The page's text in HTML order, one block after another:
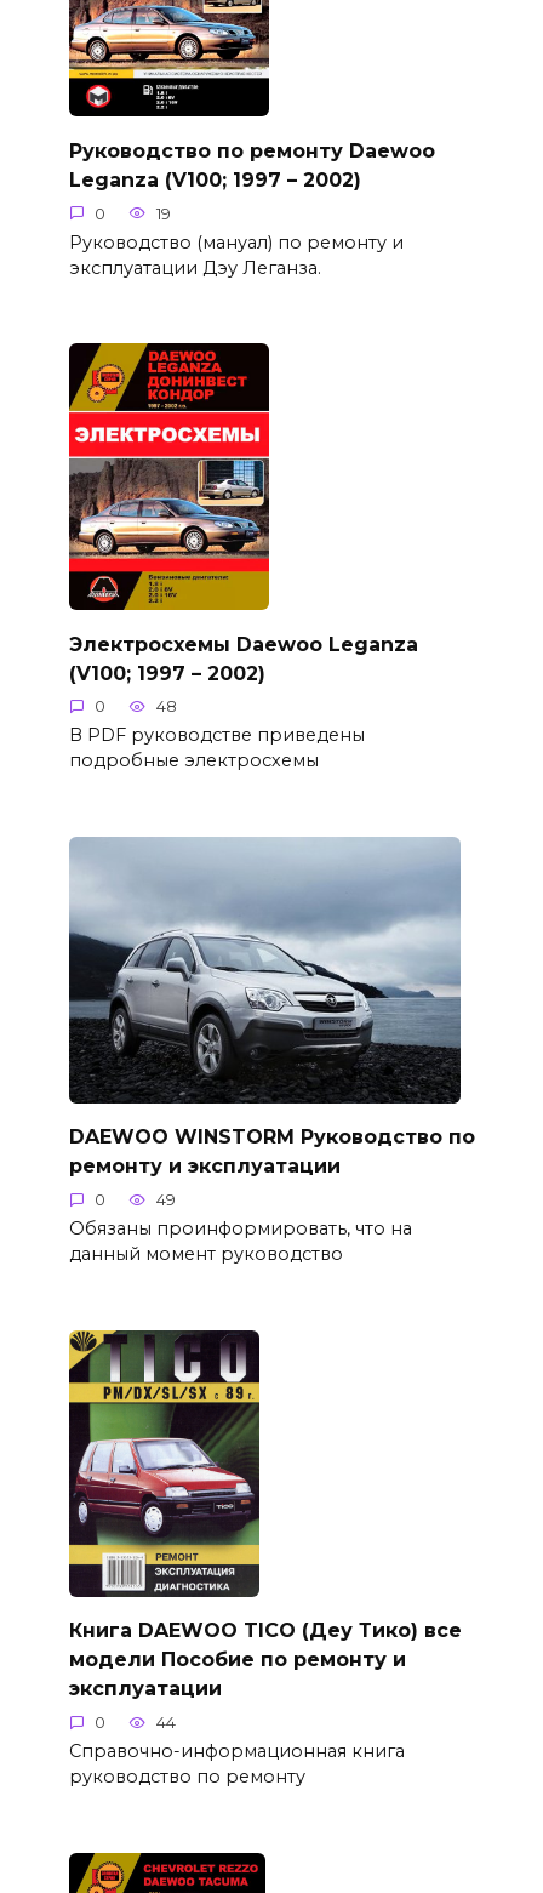
Руководство по ремонту Daewoo
Leganza (V100; 1997 – 2002)
0 19
Руководство (мануал) по ремонту и
эксплуатации Дэу Леганза.
Электросхемы Daewoo Leganza
(V100; 1997 – 2002)
0 48
В PDF руководстве приведены
подробные электросхемы
DAEWOO WINSTORM Руководство по
ремонту и эксплуатации
0 49
Обязаны проинформировать, что на
данный момент руководство
Книга DAEWOO TICO (Деу Тико) все
модели Пособие по ремонту и
эксплуатации
0 44
Справочно-информационная книга
руководство по ремонту